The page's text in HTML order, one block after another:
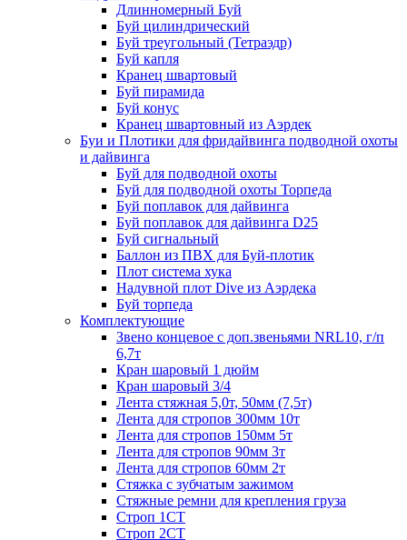
Длинномерный Буй
Буй цилиндрический
Буй треугольный (Тетраэдр)
Буй капля
Кранец швартовый
Буй пирамида
Буй конус
Кранец швартовный из Аэрдек
Буи и Плотики для фридайвинга подводной охоты
и дайвинга
Буй для подводной охоты
Буй для подводной охоты Торпеда
Буй поплавок для дайвинга
Буй поплавок для дайвинга D25
Буй сигнальный
Баллон из ПВХ для Буй-плотик
Плот система хука
Надувной плот Dive из Аэрдека
Буй торпеда
Комплектующие
Звено концевое с доп.звеньями NRL10, г/п
6,7т
Кран шаровый 1 дюйм
Кран шаровый 3/4
Лента стяжная 5,0т, 50мм (7,5т)
Лента для стропов 300мм 10т
Лента для стропов 150мм 5т
Лента для стропов 90мм 3т
Лента для стропов 60мм 2т
Стяжка с зубчатым зажимом
Стяжные ремни для крепления груза
Строп 1СТ
Строп 2СТ